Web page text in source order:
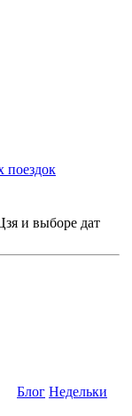
поездок
и выборе дат
Блог Недельки